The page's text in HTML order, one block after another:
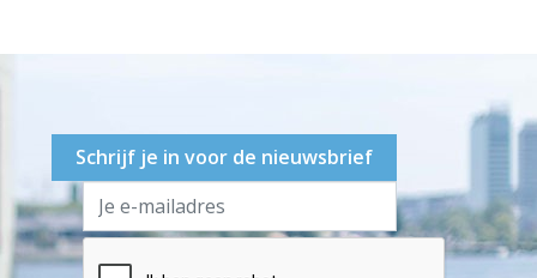
Schrijf je in voor de nieuwsbrief